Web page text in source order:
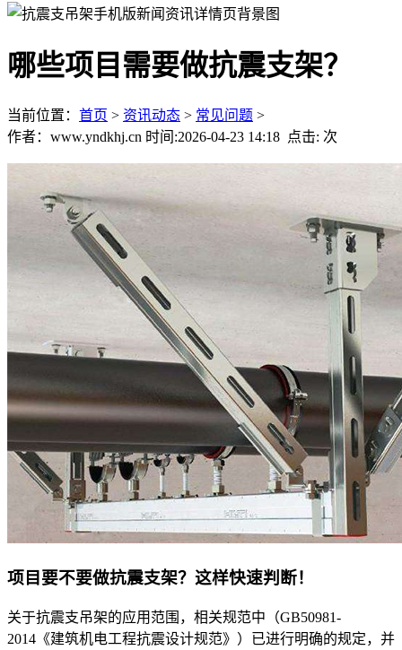
哪些项目需要做抗震支架？
当前位置： 首页 > 资讯动态 > 常见问题 >
作者：www.yndkhj.cn 时间:2026-04-23 14:18 点击: 次
项目要不要做抗震支架？这样快速判断！
关于抗震支吊架的应用范围，相关规范中（GB50981-
2014《建筑机电工程抗震设计规范》）已进行明确的规定，并